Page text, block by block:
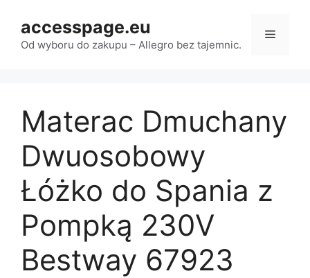
treści
accesspage.eu
Od wyboru do zakupu – Allegro bez tajemnic.
Menu
Materac Dmuchany
Dwuosobowy
Łóżko do Spania z
Pompką 230V
Bestway 67923